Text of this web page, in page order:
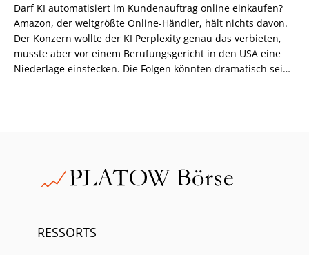
Darf KI automatisiert im Kundenauftrag online einkaufen?
Amazon, der weltgrößte Online-Händler, hält nichts davon.
Der Konzern wollte der KI Perplexity genau das verbieten,
musste aber vor einem Berufungsgericht in den USA eine
Niederlage einstecken. Die Folgen könnten dramatisch sein,
RESSORTS